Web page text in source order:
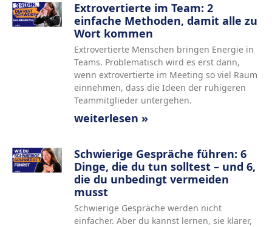
Extrovertierte im Team: 2
einfache Methoden, damit alle zu
Wort kommen
Extrovertierte Menschen bringen Energie in
Teams. Problematisch wird es erst dann,
wenn extrovertierte im Meeting so viel Raum
einnehmen, dass die Ideen der ruhigeren
Teammitglieder untergehen.
weiterlesen »
Schwierige Gespräche führen: 6
Dinge, die du tun solltest – und 6,
die du unbedingt vermeiden
musst
Schwierige Gespräche werden nicht
einfacher. Aber du kannst lernen, sie klarer,